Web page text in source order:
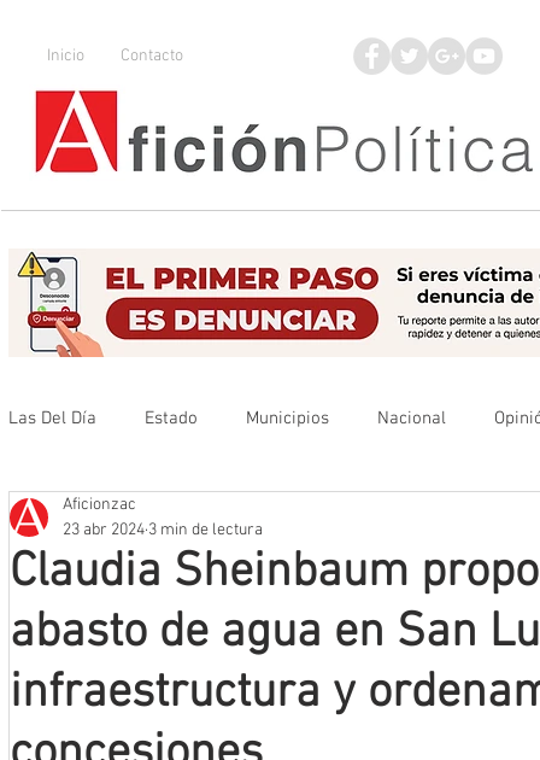
Inicio Contacto
Las Del Día Estado Municipios Nacional
Que no se olvide
Mineros LNBP
Claudia Sheinbaum
abasto de agua en San
infraestructura y
Aficionzac
23 abr 2024 3 min de lectura